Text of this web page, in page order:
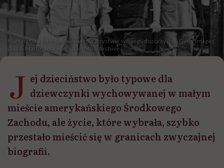
Martin i Osa Johnsonowie w towarzystwie swojego dozorcy /fot. Getty Images,
Osa & Martin Johnson Safari Mus. Archive
J ej dzieciństwo było typowe dla
dziewczynki wychowywanej w małym
mieście amerykańskiego Środkowego
Zachodu, ale życie, które wybrała, szybko
przestało mieścić się w granicach zwyczajnej
biografii.